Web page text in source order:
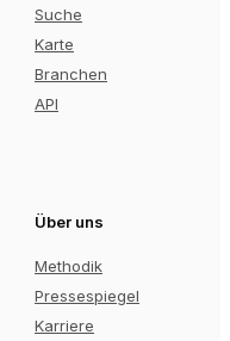
Suche
Karte
Branchen
API
Über uns
Methodik
Pressespiegel
Karriere